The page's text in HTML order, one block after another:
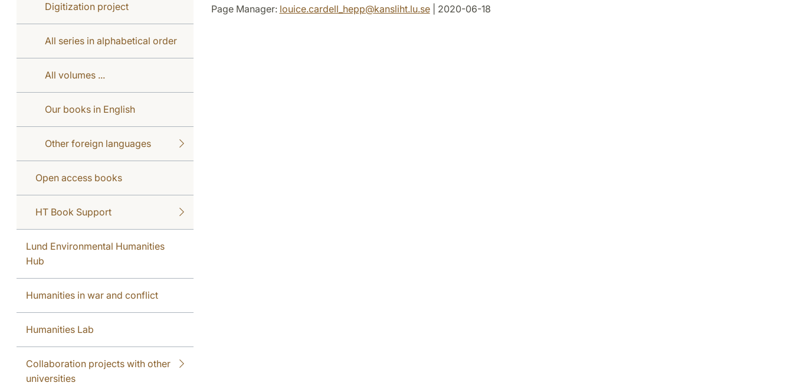
Digitization project
All series in alphabetical order
All volumes ...
Our books in English
Other foreign languages
Open access books
HT Book Support
Lund Environmental Humanities
Hub
Humanities in war and conflict
Humanities Lab
Collaboration projects with other
universities
Page Manager: louice.cardell_hepp@kansliht.lu.se| 2020-06-18